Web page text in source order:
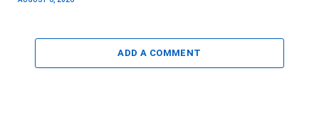
ADD A COMMENT